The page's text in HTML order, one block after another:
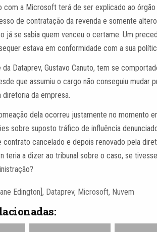
com a Microsoft terá de ser explicado ao
de contratação da revenda e somente
já se sabia quem venceu o certame. Um
estava em conformidade com a sua
da Dataprev, Gustavo Canuto, tem se
que assumiu o cargo não conseguiu mudar
diretoria da empresa.
dela ocorreu justamente no momento
sobre suposto tráfico de influência
cancelado e depois renovado pela
teria a dizer ao tribunal sobre o caso, se
Edington], Dataprev, Microsoft, Nuvem